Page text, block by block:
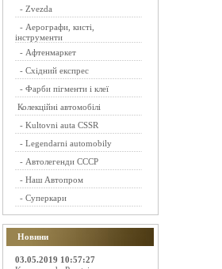
- Zvezda
- Аерографи, кисті,
інструменти
- Афтенмаркет
- Східний експрес
- Фарби пігменти і клеї
Колекційні автомобілі
- Kultovni auta CSSR
- Legendarni automobily
- Автолегенди СССР
- Наш Автопром
- Суперкари
Новини
03.05.2019 10:57:27